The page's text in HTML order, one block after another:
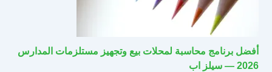
أفضل برنامج محاسبة لمحلات بيع وتجهيز مستلزمات المدارس
2026 — سيلز اب